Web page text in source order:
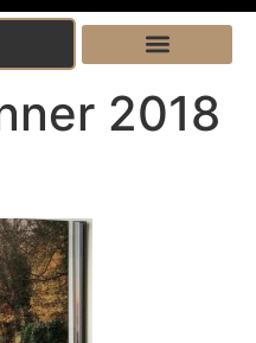
2018